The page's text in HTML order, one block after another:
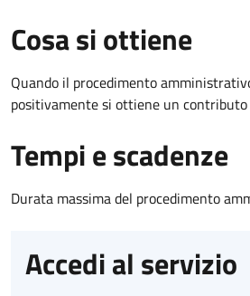
Cosa si ottiene
Quando il procedimento
positivamente si ottiene un contributo
Tempi e scadenze
Durata massima del procedimento
Accedi al servizio